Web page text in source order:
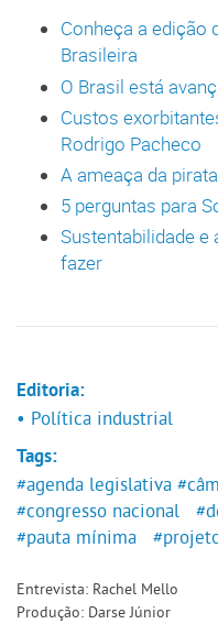
Conheça a edição
Brasileira
O Brasil está
Custos
Rodrigo Pacheco
A ameaça da
5 perguntas para
Sustentabilidade
fazer
Editoria:
• Política industrial
Tags:
#agenda legislativa
#congresso nacional
#pauta mínima
Entrevista: Rachel Mello
Produção: Darse Júnior